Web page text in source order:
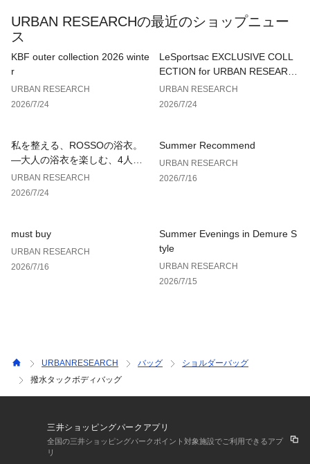
はもちろんカジュアルコーディネートやちょっとした外出にも
大活躍なアイテムです。
・通気性もあるのでバックパック内部が蒸れず快適
・マットな質感で高級な雰囲気
-DESIGN-
・スマートな見た目にタックデザインが程よいアクセント
・ちょっとした外出の際に非常に便利なサイズ感
・メインスペースはダブルジップ式で快適な使い心地
・内ポケットと背面ポケットもあり使い分けが便利な機能的デ
-COORDINATE-
・カジュアルからきれいめスタイルまで幅広いコーディネート
に対応
・日常使いから休日のお出かけまで、ちょっとした外出にも
り、雨などの水分をはじきます。撥水の効果は永久に持続する
ものではありません。
※完全防水ではありません。
※商品画像は、光の当たり具合やパソコンなどの閲覧環境によ
り、実際の色味と異なって見える場合がございます。予めご了
URBAN RESEARCHの最近のショップニュー
ス
KBF outer collection 2026 winte
r
URBAN RESEARCH
2026/7/24
LeSportsac EXCLUSIVE COLL
ECTION for URBAN RESEARC
H
URBAN RESEARCH
2026/7/24
私を整える、ROSSOの浴衣。
—大人の浴衣を楽しむ、4人のT
IPS—
URBAN RESEARCH
2026/7/24
Summer Recommend
URBAN RESEARCH
2026/7/16
must buy
URBAN RESEARCH
2026/7/16
Summer Evenings in Demure S
tyle
URBAN RESEARCH
2026/7/15
URBANRESEARCH バッグ
ショルダーバッグ
撥水タックボディバッグ
三井ショッピングパークアプリ
全国の三井ショッピングパークポイント対象施設でご利用できるアプ
リ